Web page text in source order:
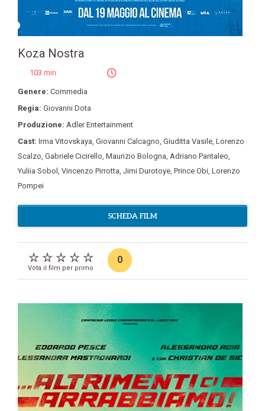
Koza Nostra
103 min
Genere: Commedia
Regia: Giovanni Dota
Produzione: Adler Entertainment
Cast: Irma Vitovskaya, Giovanni Calcagno, Giuditta Vasile, Lorenzo
Scalzo, Gabriele Cicirello, Maurizio Bologna, Adriano Pantaleo,
Yuliia Sobol , Vincenzo Pirrotta, Jimi Durotoye, Prince Obi, Lorenzo
Pompei
SCHEDA FILM
Vota il film per primo
0